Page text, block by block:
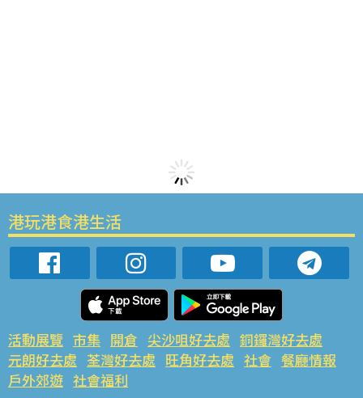
港玩港食港生活
活動展覽 市集 開倉 尖沙咀好去處 銅鑼灣好去處
元朗好去處 荃灣好去處 旺角好去處 社會 餐廳情報
戶外郊遊 社會福利